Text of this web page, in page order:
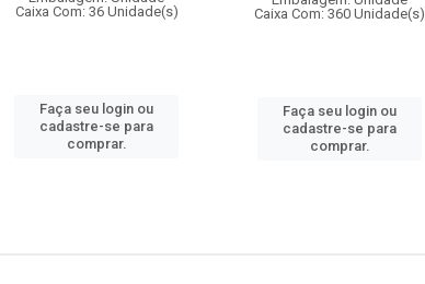
Caixa Com: 36 Unidade(s)
Faça seu login ou
cadastre-se para
comprar.
Caixa Com: 360 Unidade(s)
Faça seu login ou
cadastre-se para
comprar.